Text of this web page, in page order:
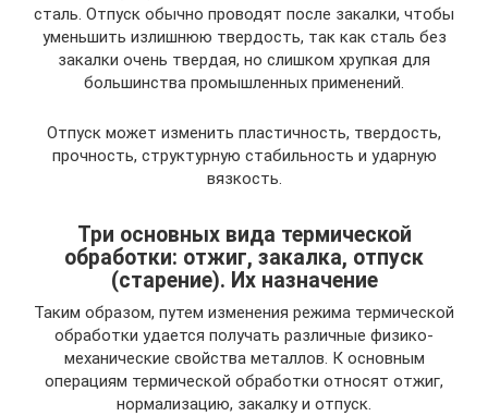
сталь. Отпуск обычно проводят после закалки, чтобы
уменьшить излишнюю твердость, так как сталь без
закалки очень твердая, но слишком хрупкая для
большинства промышленных применений.
Отпуск может изменить пластичность, твердость,
прочность, структурную стабильность и ударную
вязкость.
Три основных вида термической
обработки: отжиг, закалка, отпуск
(старение). Их назначение
Таким образом, путем изменения режима термической
обработки удается получать различные физико-
механические свойства металлов. К основным
операциям термической обработки относят отжиг,
нормализацию, закалку и отпуск.